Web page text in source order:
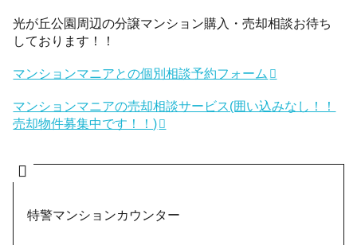
光が丘公園周辺の分譲マンション購入・売却相談お待ち
しております！！
マンションマニアとの個別相談予約フォーム
マンションマニアの売却相談サービス(囲い込みなし！！
売却物件募集中です！！)
特警マンションカウンター